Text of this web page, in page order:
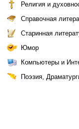
Религия и
Справочная
Старинная
Юмор
Компьютеры и
Поэзия,